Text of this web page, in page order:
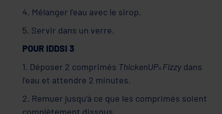
4. Mélanger l’eau avec le sirop.
5. Servir dans un verre.
POUR IDDSI 3
1. Déposer 2 comprimés ThickenUP® Fizzy dans
l’eau et attendre 2 minutes.
2. Remuer jusqu’à ce que les comprimés soient
complètement dissous.